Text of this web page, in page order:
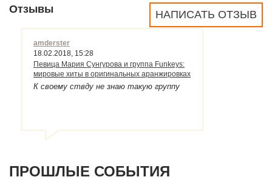
НАПИСАТЬ ОТЗЫВ
Отзывы
amderster
18.02.2018, 15:28
Певица Мария Сунгурова и группа Funkeys:
мировые хиты в оригинальных аранжировках
К своему ствду не знаю такую группу
ПРОШЛЫЕ СОБЫТИЯ